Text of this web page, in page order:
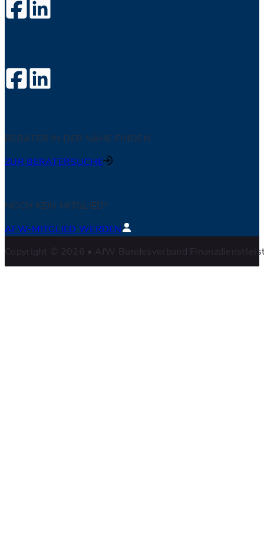
BERATER IN DER NÄHE FINDEN
ZUR BERATERSUCHE
NOCH KEIN MITGLIED?
AFW-MITGLIED WERDEN
Copyright © 2026 • AfW Bundesverband